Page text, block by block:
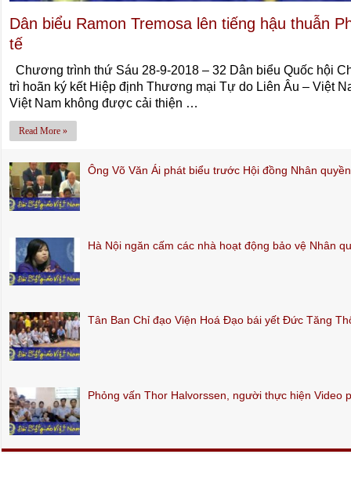
Dân biểu Ramon Tremosa lên tiếng hậu thuẫn
tế
Chương trình thứ Sáu 28-9-2018 – 32 Dân biểu Quốc hội
trì hoãn ký kết Hiệp định Thương mại Tự do Liên Âu – Việt
Việt Nam không được cải thiện …
Read More »
Ông Võ Văn Ái phát biểu trước Hội đồng Nhân
Hà Nội ngăn cấm các nhà hoạt động bảo vệ Nhân
Tân Ban Chỉ đạo Viện Hoá Đạo bái yết Đức Tăng
Phỏng vấn Thor Halvorssen, người thực hiện Video